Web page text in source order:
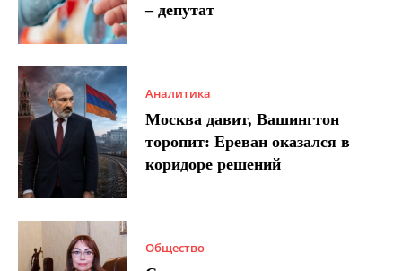
– депутат
Аналитика
Москва давит, Вашингтон
торопит: Ереван оказался в
коридоре решений
Общество